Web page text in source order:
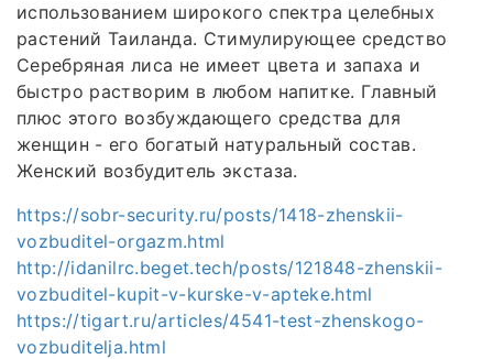
использованием широкого спектра целебных
растений Таиланда. Стимулирующее средство
Серебряная лиса не имеет цвета и запаха и
быстро растворим в любом напитке. Главный
плюс этого возбуждающего средства для
женщин - его богатый натуральный состав.
Женский возбудитель экстаза.
https://sobr-security.ru/posts/1418-zhenskii-
vozbuditel-orgazm.html
http://idanilrc.beget.tech/posts/121848-zhenskii-
vozbuditel-kupit-v-kurske-v-apteke.html
https://tigart.ru/articles/4541-test-zhenskogo-
vozbuditelja.html